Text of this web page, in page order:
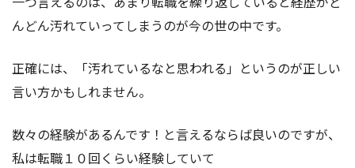
んどん汚れていってしまうのが今の世の中です。
正確には、「汚れているなと思われる」というのが正しい
言い方かもしれません。
数々の経験があるんです！と言えるならば良いのですが、
私は転職１０回くらい経験していて